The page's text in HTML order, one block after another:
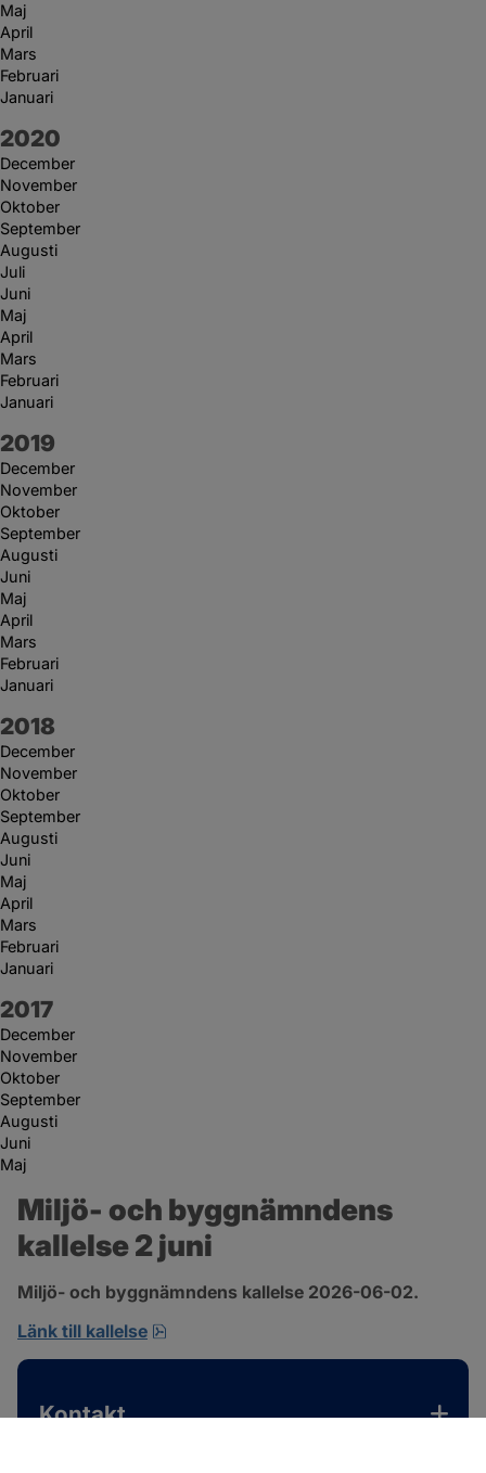
Maj
April
Mars
Februari
Januari
År:
2020
December
November
Oktober
September
Augusti
Juli
Juni
Maj
April
Mars
Februari
Januari
År:
2019
December
November
Oktober
September
Augusti
Juni
Maj
April
Mars
Februari
Januari
År:
2018
December
November
Oktober
September
Augusti
Juni
Maj
April
Mars
Februari
Januari
År:
2017
December
November
Oktober
September
Augusti
Juni
Maj
Miljö- och byggnämndens
kallelse 2 juni
Miljö- och byggnämndens kallelse 2026-06-02.
Länk till kallelse
Kontakt